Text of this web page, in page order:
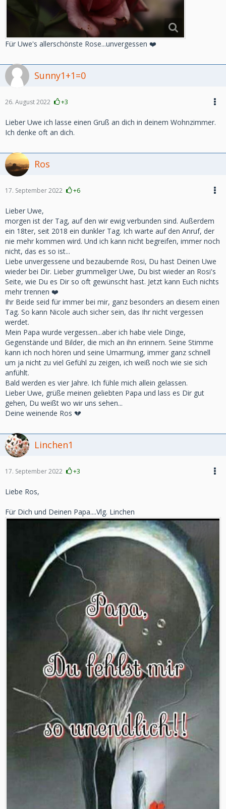
Für Uwe's allerschönste Rose...unvergessen ❤️
Sunny1+1=0
26. August 2022 +3
Lieber Uwe ich lasse einen Gruß an dich in deinem Wohnzimmer.
Ich denke oft an dich.
Ros
17. September 2022 +6
Lieber Uwe,
morgen ist der Tag, auf den wir ewig verbunden sind. Außerdem
ein 18ter, seit 2018 ein dunkler Tag. Ich warte auf den Anruf, der
nie mehr kommen wird. Und ich kann nicht begreifen, immer noch
nicht, das es so ist...
Liebe unvergessene und bezaubernde Rosi, Du hast Deinen Uwe
wieder bei Dir. Lieber grummeliger Uwe, Du bist wieder an Rosi's
Seite, wie Du es Dir so oft gewünscht hast. Jetzt kann Euch nichts
mehr trennen ❤️
Ihr Beide seid für immer bei mir, ganz besonders an diesem einen
Tag. So kann Nicole auch sicher sein, das Ihr nicht vergessen
werdet.
Mein Papa wurde vergessen...aber ich habe viele Dinge,
Gegenstände und Bilder, die mich an ihn erinnern. Seine Stimme
kann ich noch hören und seine Umarmung, immer ganz schnell
um ja nicht zu viel Gefühl zu zeigen, ich weiß noch wie sie sich
anfühlt.
Bald werden es vier Jahre. Ich fühle mich allein gelassen.
Lieber Uwe, grüße meinen geliebten Papa und lass es Dir gut
gehen, Du weißt wo wir uns sehen...
Deine weinende Ros 💔
Linchen1
17. September 2022 +3
Liebe Ros,
Für Dich und Deinen Papa....Vlg. Linchen